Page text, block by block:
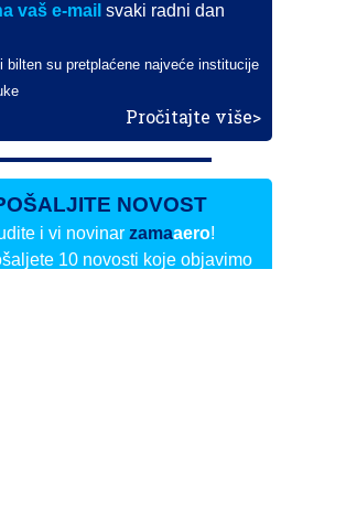
vaš e-mail svaki radni dan
bilten su pretplaćene najveće institucije
Pročitajte više>
NOVOST
i vi novinar zamaaero!
10 novosti koje objavimo